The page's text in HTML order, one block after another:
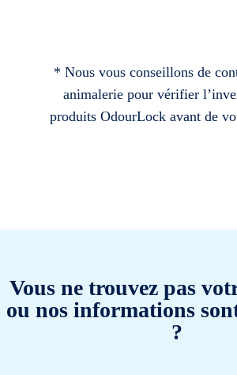
* Nous vous conseillons de
animalerie pour vérifier
produits OdourLock avant de
Vous ne trouvez pas
ou nos informations
?